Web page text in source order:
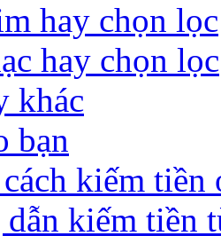
hay chọn lọc
hay chọn lọc
khác
bạn
kiếm tiền
kiếm tiền